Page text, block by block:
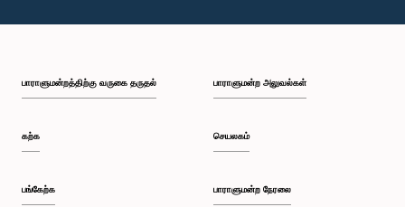
பாராளுமன்றத்திற்கு வருகை தருதல்
கற்க
பங்கேற்க
பாராளுமன்ற அலுவல்கள்
செயலகம்
பாராளுமன்ற நேரலை